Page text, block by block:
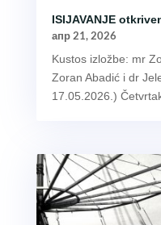
ISIJAVANJE
апр 21, 2026
Kustos izložbe: mr
Zoran Abadić i dr
17.05.2026.)